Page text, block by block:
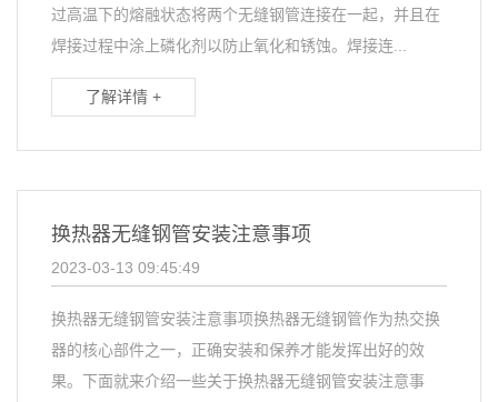
过高温下的熔融状态将两个无缝钢管连接在一起，并且在
焊接过程中涂上磷化剂以防止氧化和锈蚀。焊接连...
了解详情 +
换热器无缝钢管安装注意事项
2023-03-13 09:45:49
换热器无缝钢管安装注意事项换热器无缝钢管作为热交换
器的核心部件之一，正确安装和保养才能发挥出好的效
果。下面就来介绍一些关于换热器无缝钢管安装注意事